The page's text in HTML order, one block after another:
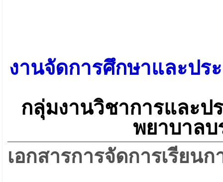
งานจัดการศึกษาและป
กลุ่มงานวิชาการและ
พยาบาลบ
เอกสารการจัดการเรียน